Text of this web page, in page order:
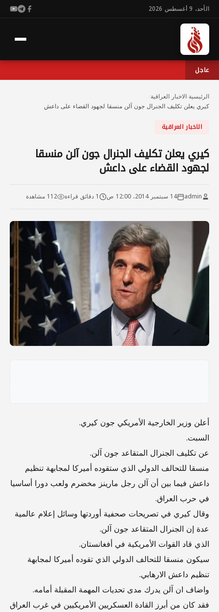
الأحد، 9 أغسطس 2026
عاجل
الرئيسية الاخبار العراقية
كيري يعلن تكليف الجنرال جون آلن منسقا لجهود القضاء على داعش
الاخبار العراقية
كيري يعلن تكليف الجنرال جون آلن منسقا
لجهود القضاء على داعش
admin 14 سبتمبر 2014، 12:00 ص 1 دقائق قراءة 112 مشاهدة
أعلن وزير الخارجية الأمريكي جون كيري.
السبت.
عن تكليف الجنرال المتقاعد جون آلن.
منسقا للتحالف الدولي الذي ستقوده أميركا لمجابهة تنظيم
داعش فيما بين أن آلن رجل مارينز مخضرم ولعب دورا أساسيا
في حرب العراق.
وقال كيري في تصريحات صحفية أوردتها وسائل إعلام عالمية
عدة إن الجنرال المتقاعد جون آلن.
الذي قاد القوات الأمريكية في أفغانستان.
سيكون منسقا للتحالف الدولي الذي تقوده أميركا لمجابهة
تنظيم داعش الارهابي.
واضاف ان آلن يدرك مدى تحديات المهمة المقبلة أمامه.
فقد كان من أبرز القادة العسكريين الأمريكيين في غرب العراق